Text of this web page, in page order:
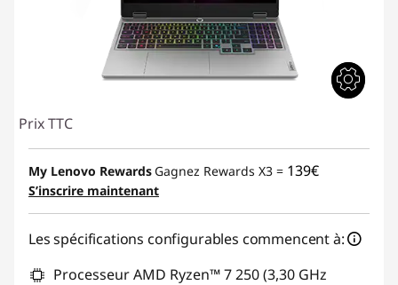
Prix TTC
My Lenovo Rewards Gagnez Rewards X3 = 139€
S’inscrire maintenant
Les spécifications configurables commencent à:
Processeur AMD Ryzen™ 7 250 (3,30 GHz